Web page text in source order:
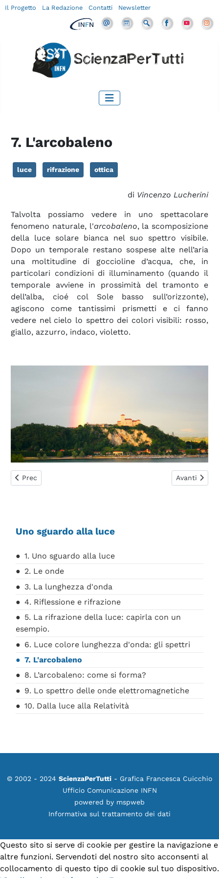
Il Progetto La Redazione Contatti Newsletter
7. L'arcobaleno
luce rifrazione ottica
di Vincenzo Lucherini
Talvolta possiamo vedere in uno spettacolare
fenomeno naturale, l'arcobaleno, la scomposizione
della luce solare bianca nel suo spettro visibile.
Dopo un temporale restano sospese alte nell’aria
una moltitudine di goccioline d’acqua, che, in
particolari condizioni di illuminamento (quando il
temporale avviene in prossimità del tramonto e
dell’alba, cioé col Sole basso sull’orizzonte),
agiscono come tantissimi prismetti e ci fanno
vedere nel cielo lo spettro dei colori visibili: rosso,
giallo, azzurro, indaco, violetto.
Articolo precedente: 6. Luce colore lunghezza d'onda: gli
Prec Articolo
Avanti
Uno sguardo alla luce
1. Uno sguardo alla luce
2. Le onde
3. La lunghezza d'onda
4. Riflessione e rifrazione
5. La rifrazione della luce: capirla con un
esempio.
6. Luce colore lunghezza d'onda: gli spettri
7. L'arcobaleno
8. L’arcobaleno: come si forma?
9. Lo spettro delle onde elettromagnetiche
10. Dalla luce alla Relatività
© 2002 - 2024 ScienzaPerTutti - Grafica Francesca Cuicchio
Ufficio Comunicazione INFN
powered by mspweb
Informativa sul trattamento dei dati
Questo sito si serve di cookie per gestire la navigazione e
altre funzioni. Servendoti del nostro sito acconsenti al
collocamento di questo tipo di cookie sul tuo dispositivo.